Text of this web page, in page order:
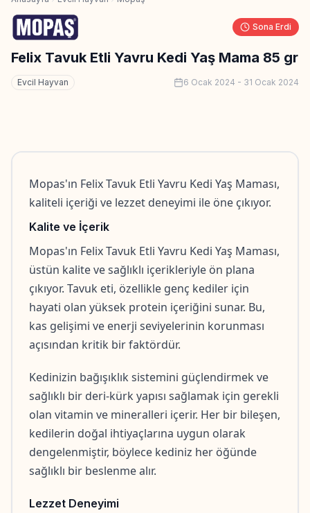
Sona Erdi
Felix Tavuk Etli Yavru Kedi Yaş Mama 85 gr
Evcil Hayvan 6 Ocak 2024 - 31 Ocak 2024
Mopas'ın Felix Tavuk Etli Yavru Kedi Yaş Maması,
kaliteli içeriği ve lezzet deneyimi ile öne çıkıyor.
Kalite ve İçerik
Mopas'ın Felix Tavuk Etli Yavru Kedi Yaş Maması,
üstün kalite ve sağlıklı içerikleriyle ön plana
çıkıyor. Tavuk eti, özellikle genç kediler için
hayati olan yüksek protein içeriğini sunar. Bu,
kas gelişimi ve enerji seviyelerinin korunması
açısından kritik bir faktördür.
Kedinizin bağışıklık sistemini güçlendirmek ve
sağlıklı bir deri-kürk yapısı sağlamak için gerekli
olan vitamin ve mineralleri içerir. Her bir bileşen,
kedilerin doğal ihtiyaçlarına uygun olarak
dengelenmiştir, böylece kediniz her öğünde
sağlıklı bir beslenme alır.
Lezzet Deneyimi